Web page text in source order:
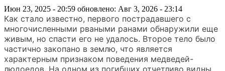
Июн 23, 2025 - 20:59 обновлено: Авг 3, 2026 - 23:14
Как стало известно, первого пострадавшего с
многочисленными рваными ранами обнаружили еще
живым, но спасти его не удалось. Второе тело было
частично закопано в землю, что является
характерным признаком поведения медведей-
людоедов. На одном из погибших отчетливо видны